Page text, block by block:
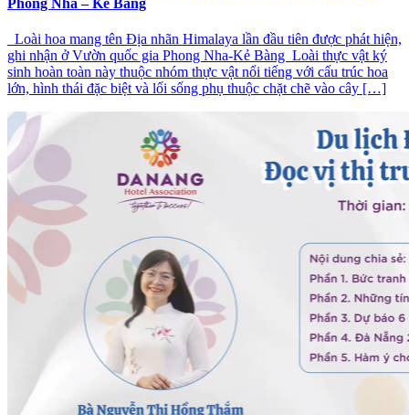
Loài hoa mang tên Địa nhãn Himalaya lần đầu tiên được phát hiện,
ghi nhận ở Vườn quốc gia Phong Nha-Kẻ Bàng Loài thực vật ký
sinh hoàn toàn này thuộc nhóm thực vật nổi tiếng với cấu trúc hoa
lớn, hình thái đặc biệt và lối sống phụ thuộc chặt chẽ vào cây […]